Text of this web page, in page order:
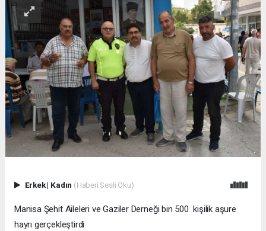
Erkek| Kadın (Haberi Sesli Oku)
Manisa Şehit Aileleri ve Gaziler Derneği bin 500 kişilik aşure
hayrı gerçekleştirdi